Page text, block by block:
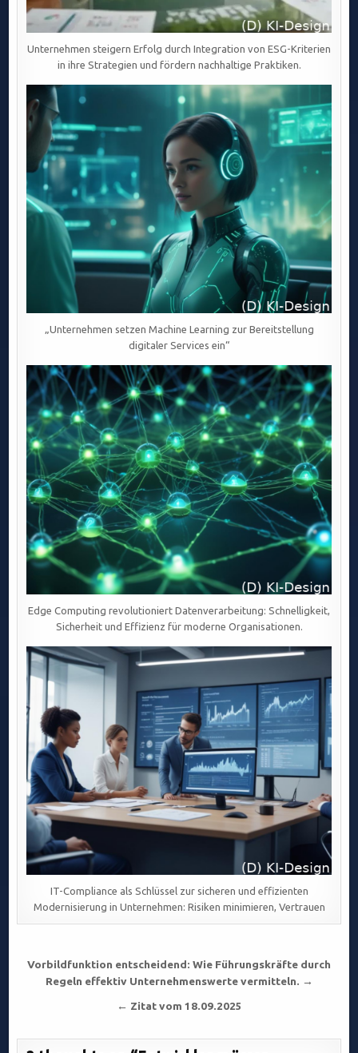
Unternehmen steigern Erfolg durch Integration von ESG-Kriterien
in ihre Strategien und fördern nachhaltige Praktiken.
„Unternehmen setzen Machine Learning zur Bereitstellung
digitaler Services ein“
Edge Computing revolutioniert Datenverarbeitung: Schnelligkeit,
Sicherheit und Effizienz für moderne Organisationen.
IT-Compliance als Schlüssel zur sicheren und effizienten
Modernisierung in Unternehmen: Risiken minimieren, Vertrauen
Beitragsnavigation
Vorbildfunktion entscheidend: Wie Führungskräfte durch
Regeln effektiv Unternehmenswerte vermitteln. →
← Zitat vom 18.09.2025